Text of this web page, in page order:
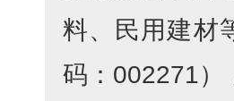
料、民用建材
码：002271）